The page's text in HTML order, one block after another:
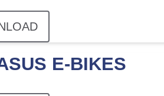
E-BIKES